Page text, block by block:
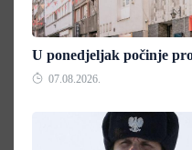
U ponedjeljak počinje
07.08.2026.